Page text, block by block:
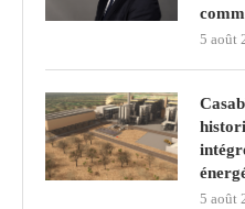
5 août
5 août